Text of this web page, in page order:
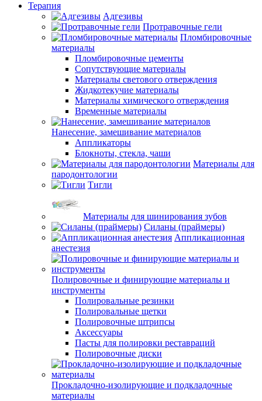
Терапия
Адгезивы
Протравочные гели
Пломбировочные
материалы
Пломбировочные цементы
Сопутствующие материалы
Материалы светового отверждения
Жидкотекучие материалы
Материалы химического отверждения
Временные материалы
Нанесение, замешивание материалов
Аппликаторы
Блокноты, стекла, чаши
Материалы для
пародонтологии
Тигли
Материалы для шинирования зубов
Силаны (праймеры)
Аппликационная
анестезия
Полировочные и финирующие материалы и
инструменты
Полировальные резинки
Полировальные щетки
Полировочные штрипсы
Аксессуары
Пасты для полировки реставраций
Полировочные диски
Прокладочно-изолирующие и подкладочные
материалы